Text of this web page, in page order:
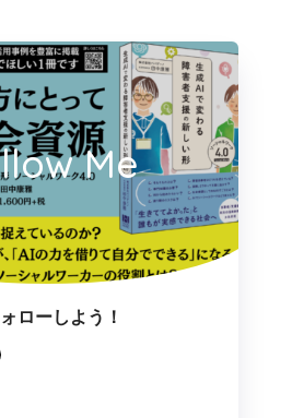
Me
ローしよう！